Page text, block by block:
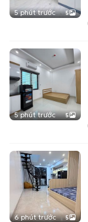
5 phút trước 5
5 phút trước 5
6 phút trước 5